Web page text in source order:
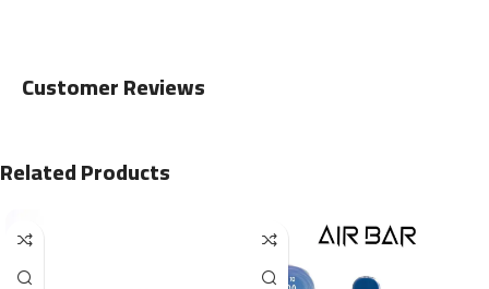
Customer Reviews
Related Products